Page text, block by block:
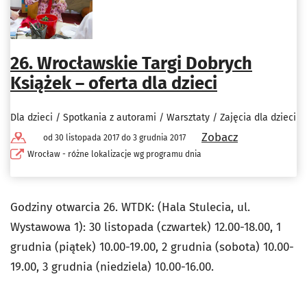
26. Wrocławskie Targi Dobrych
Książek – oferta dla dzieci
Dla dzieci / Spotkania z autorami / Warsztaty / Zajęcia dla dzieci
od 30 listopada 2017 do 3 grudnia 2017
Wrocław - różne lokalizacje wg programu dnia
Zobacz
Godziny otwarcia 26. WTDK: (Hala Stulecia, ul.
Wystawowa 1): 30 listopada (czwartek) 12.00-18.00, 1
grudnia (piątek) 10.00-19.00, 2 grudnia (sobota) 10.00-
19.00, 3 grudnia (niedziela) 10.00-16.00.